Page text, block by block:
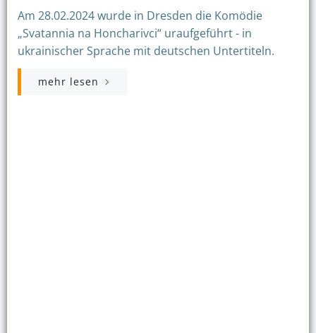
Am 28.02.2024 wurde in Dresden die Komödie
„Svatannia na Honcharivci“ uraufgeführt - in
ukrainischer Sprache mit deutschen Untertiteln.
mehr lesen